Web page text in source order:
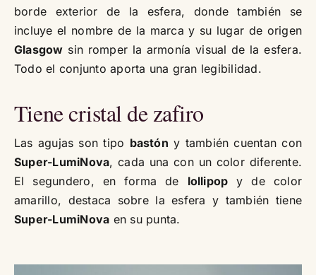
borde exterior de la esfera, donde también se
incluye el nombre de la marca y su lugar de origen
Glasgow sin romper la armonía visual de la esfera.
Todo el conjunto aporta una gran legibilidad.
Tiene cristal de zafiro
Las agujas son tipo bastón y también cuentan con
Super-LumiNova, cada una con un color diferente.
El segundero, en forma de lollipop y de color
amarillo, destaca sobre la esfera y también tiene
Super-LumiNova en su punta.